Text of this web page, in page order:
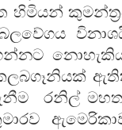
හිමියන්
රනිල්